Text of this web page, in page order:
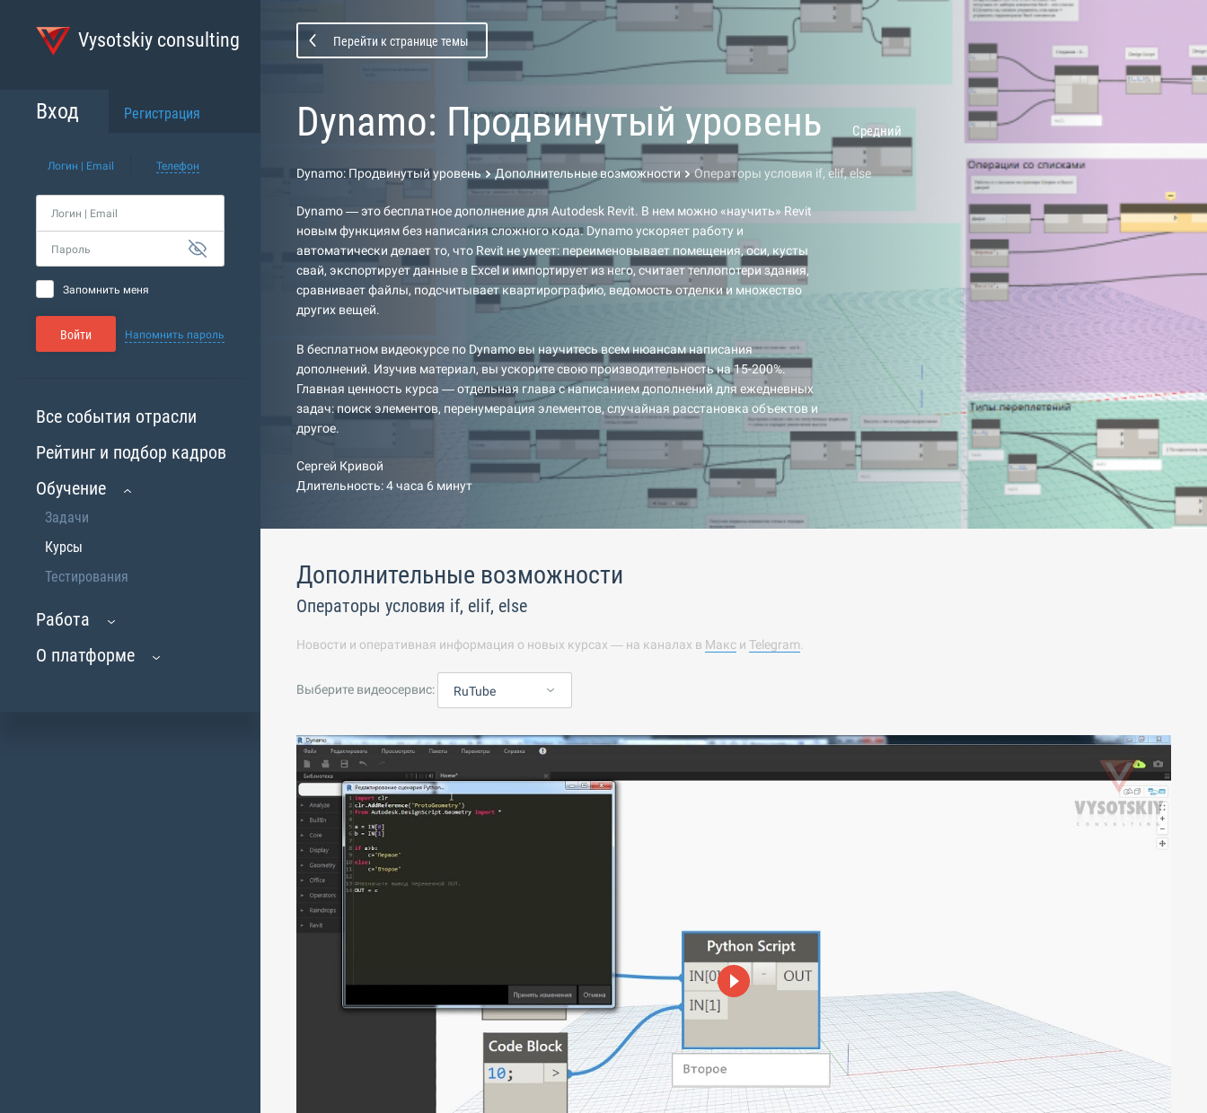
Vysotskiy consulting
Вход Регистрация
Логин | Email Телефон
Логин | Email
Пароль
Запомнить меня
Войти Напомнить пароль
Все события отрасли
Рейтинг и подбор кадров
Обучение
Задачи
Курсы
Тестирования
Работа
О платформе
Перейти к странице темы
Dynamo: Продвинутый уровень Средний
Dynamo: Продвинутый уровень Дополнительные возможности Операторы условия if, elif, else
Dynamo — это бесплатное дополнение для Autodesk Revit. В нем можно «научить» Revit
новым функциям без написания сложного кода. Dynamo ускоряет работу и
автоматически делает то, что Revit не умеет: переименовывает помещения, оси, кусты
свай, экспортирует данные в Excel и импортирует из него, считает теплопотери здания,
сравнивает файлы, подсчитывает квартирографию, ведомость отделки и множество
других вещей.
В бесплатном видеокурсе по Dynamo вы научитесь всем нюансам написания
дополнений. Изучив материал, вы ускорите свою производительность на 15-200%.
Главная ценность курса — отдельная глава с написанием дополнений для ежедневных
задач: поиск элементов, перенумерация элементов, случайная расстановка объектов и
другое.
Сергей Кривой
Длительность: 4 часа 6 минут
Дополнительные возможности
Операторы условия if, elif, else
Новости и оперативная информация о новых курсах — на каналах в Макс и Telegram
Выберите видеосервис: RuTube